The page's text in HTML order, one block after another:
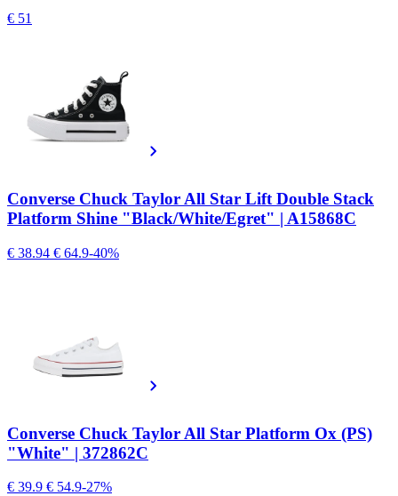
€ 51
Converse Chuck Taylor All Star Lift Double Stack
Platform Shine "Black/White/Egret" | A15868C
€ 38.94 € 64.9-40%
Converse Chuck Taylor All Star Platform Ox (PS)
"White" | 372862C
€ 39.9 € 54.9-27%